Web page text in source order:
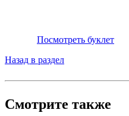
Посмотреть буклет
Назад в раздел
Смотрите также